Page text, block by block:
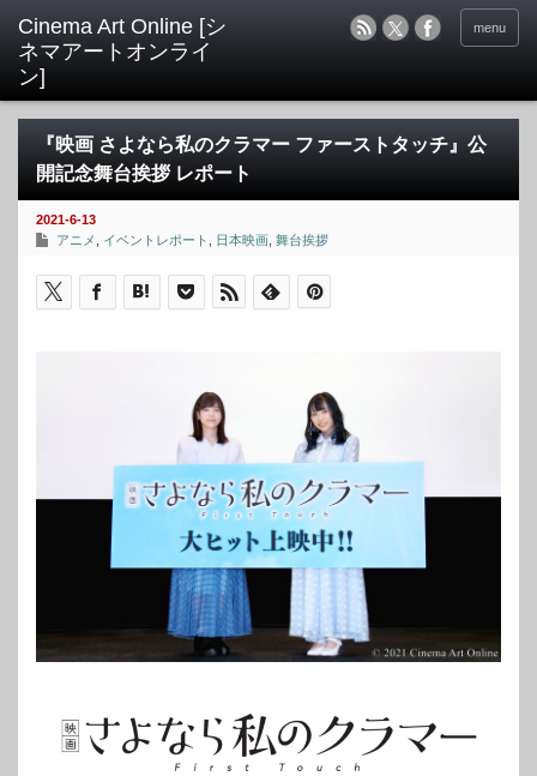
menu
『映画 さよなら私のクラマー ファーストタッチ』公
開記念舞台挨拶 レポート
2021-6-13
アニメ
イベントレポート 日本映画 舞台挨拶